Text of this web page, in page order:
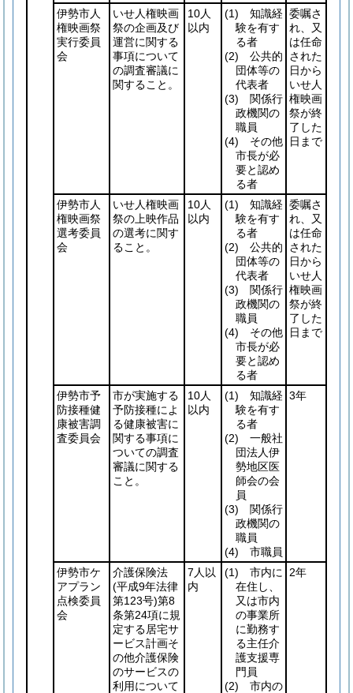
伊勢市人
権映画祭
実行委員
会
いせ人権映画
祭の企画及び
運営に関する
事項について
の調査審議に
関すること。
10人
以内
(1) 知識経
験を有す
る者
(2) 公共的
団体等の
代表者
(3) 関係行
政機関の
職員
(4) その他
市長が必
要と認め
る者
委嘱さ
れ、又
は任命
された
日から
いせ人
権映画
祭が終
了した
日まで
伊勢市人
権映画祭
選考委員
会
いせ人権映画
祭の上映作品
の選考に関す
ること。
10人
以内
(1) 知識経
験を有す
る者
(2) 公共的
団体等の
代表者
(3) 関係行
政機関の
職員
(4) その他
市長が必
要と認め
る者
委嘱さ
れ、又
は任命
された
日から
いせ人
権映画
祭が終
了した
日まで
伊勢市予
防接種健
康被害調
査委員会
市が実施する
予防接種によ
る健康被害に
関する事項に
ついての調査
審議に関する
こと。
10人
以内
(1) 知識経
験を有す
る者
(2) 一般社
団法人伊
勢地区医
師会の会
員
(3) 関係行
政機関の
職員
(4) 市職員
3年
伊勢市ケ
アプラン
点検委員
会
介護保険法
(平成9年法律
第123号)第8
条第24項に規
定する居宅サ
ービス計画そ
の他介護保険
のサービスの
利用について
7人以
内
(1) 市内に
在住し、
又は市内
の事業所
に勤務す
る主任介
護支援専
門員
(2) 市内の
2年